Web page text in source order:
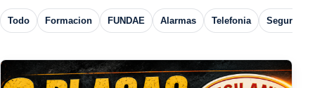
Todo Formacion FUNDAE Alarmas Telefonia Seguros